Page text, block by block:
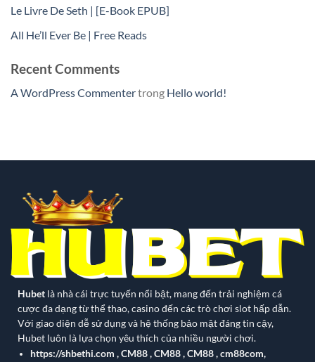
Le Livre De Seth | [E-Book EPUB]
All He’ll Ever Be | Free Reads
Recent Comments
A WordPress Commentertrong Hello world!
Hubet là nhà cái trực tuyến nổi bật, mang đến trải nghiệm cá
cược đa dạng từ thể thao, casino đến các trò chơi slot hấp dẫn.
Với giao diện dễ sử dụng và hệ thống bảo mật đáng tin cậy,
Hubet luôn là lựa chọn yêu thích của nhiều người chơi.
https://shbethi.com ,CM88,CM88,CM88,cm88com,